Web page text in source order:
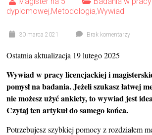
W
Tydzień
dyplomowej,Metodologia,Wywiad
30 marca 2021 Brak komentarzy
Ostatnia aktualizacja 19 lutego 2025
Wywiad w pracy licencjackiej i
pomysł na badania. Jeżeli szukasz łatwej
nie możesz użyć ankiety, to wywiad jest
Czytaj ten artykuł do samego końca.
Potrzebujesz szybkiej pomocy z rozdziałem